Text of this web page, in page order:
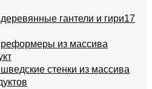
гантели и гири17
из массива
стенки из массива